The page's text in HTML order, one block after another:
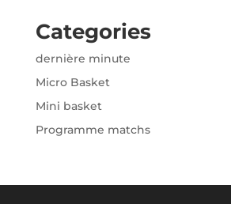
Categories
dernière minute
Micro Basket
Mini basket
Programme matchs